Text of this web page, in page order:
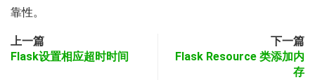
靠性。
上一篇
Flask设置相应超时时间
下一篇
Flask Resource 类添加内
存